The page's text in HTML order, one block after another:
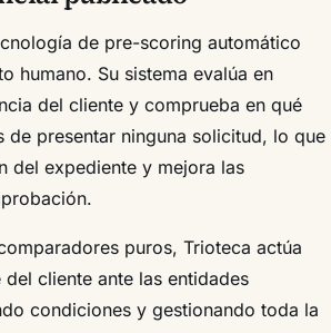
de pre-scoring automático
humano. Su sistema evalúa en
del cliente y comprueba en qué
de presentar ninguna solicitud, lo que
del expediente y mejora las
puros, Trioteca actúa
cliente ante las entidades
condiciones y gestionando toda la